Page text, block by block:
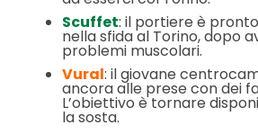
Scuffet: il portiere è
nella sfida al Torino, dopo
problemi muscolari.
Vural: il giovane
ancora alle prese con dei
L’obiettivo è tornare
la sosta.